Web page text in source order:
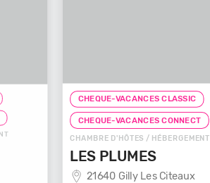
CHEQUE-VACANCES CLASSIC
CHEQUE-VACANCES CONNECT
CHAMBRE D'HÔTES / HÉBERGEMENT
LES PLUMES
21640 Gilly Les Citeaux